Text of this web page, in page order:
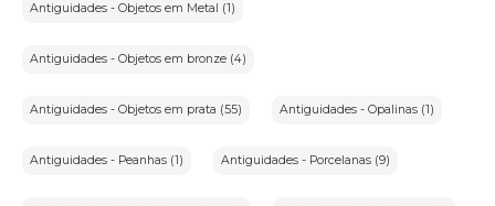
Antiguidades - Objetos em Metal (1)
Antiguidades - Objetos em bronze (4)
Antiguidades - Objetos em prata (55) Antiguidades - Opalinas (1)
Antiguidades - Peanhas (1) Antiguidades - Porcelanas (9)